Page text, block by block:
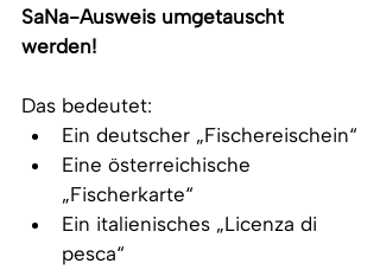
SaNa-Ausweis umgetauscht
werden!
Das bedeutet:
Ein deutscher „Fischereischein“
Eine österreichische
„Fischerkarte“
Ein italienisches „Licenza di
pesca“